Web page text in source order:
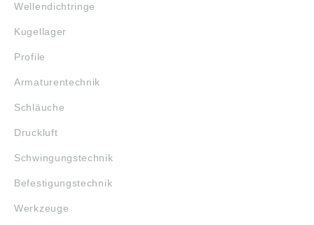
Wellendichtringe
Kugellager
Profile
Armaturentechnik
Schläuche
Druckluft
Schwingungstechnik
Befestigungstechnik
Werkzeuge